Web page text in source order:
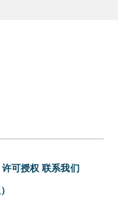
许可授权 联系我们